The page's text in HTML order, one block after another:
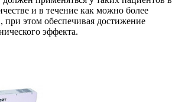
и в течение как можно более
при этом обеспечивая достижение
эффекта.